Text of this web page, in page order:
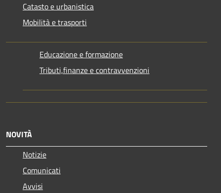
Catasto e urbanistica
Mobilità e trasporti
Educazione e formazione
Tributi,finanze e contravvenzioni
NOVITÀ
Notizie
Comunicati
Avvisi